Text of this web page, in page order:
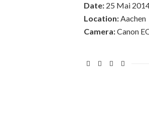
Date: 25 Mai
Location:Aachen
Camera:Canon